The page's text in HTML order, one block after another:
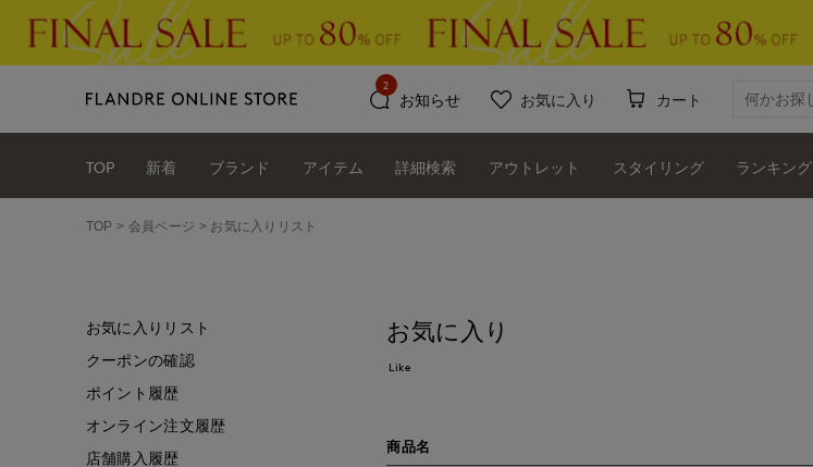
お知らせ
2
お気に入り カート
TOP 新着 ブランド アイテム 詳細検索 アウトレット スタイリング ランキング
TOP 会員ページ お気に入りリスト
お気に入り
Like
商品名
お気に入りリスト
クーポンの確認
ポイント履歴
オンライン注文履歴
店舗購入履歴